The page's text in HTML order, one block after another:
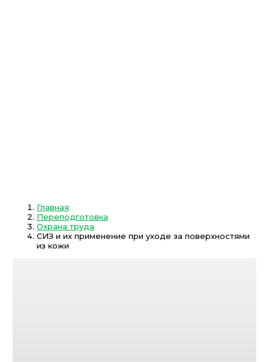
Главная
Переподготовка
Охрана труда
СИЗ и их применение при уходе за поверхностями
из кожи